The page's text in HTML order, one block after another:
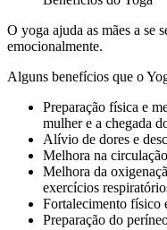
O yoga ajuda as mães a se
emocionalmente.
Alguns benefícios que o
Preparação física e
mulher e a chegada
Alívio de dores e
Melhora na
Melhora da
exercícios
Fortalecimento físico
Preparação do